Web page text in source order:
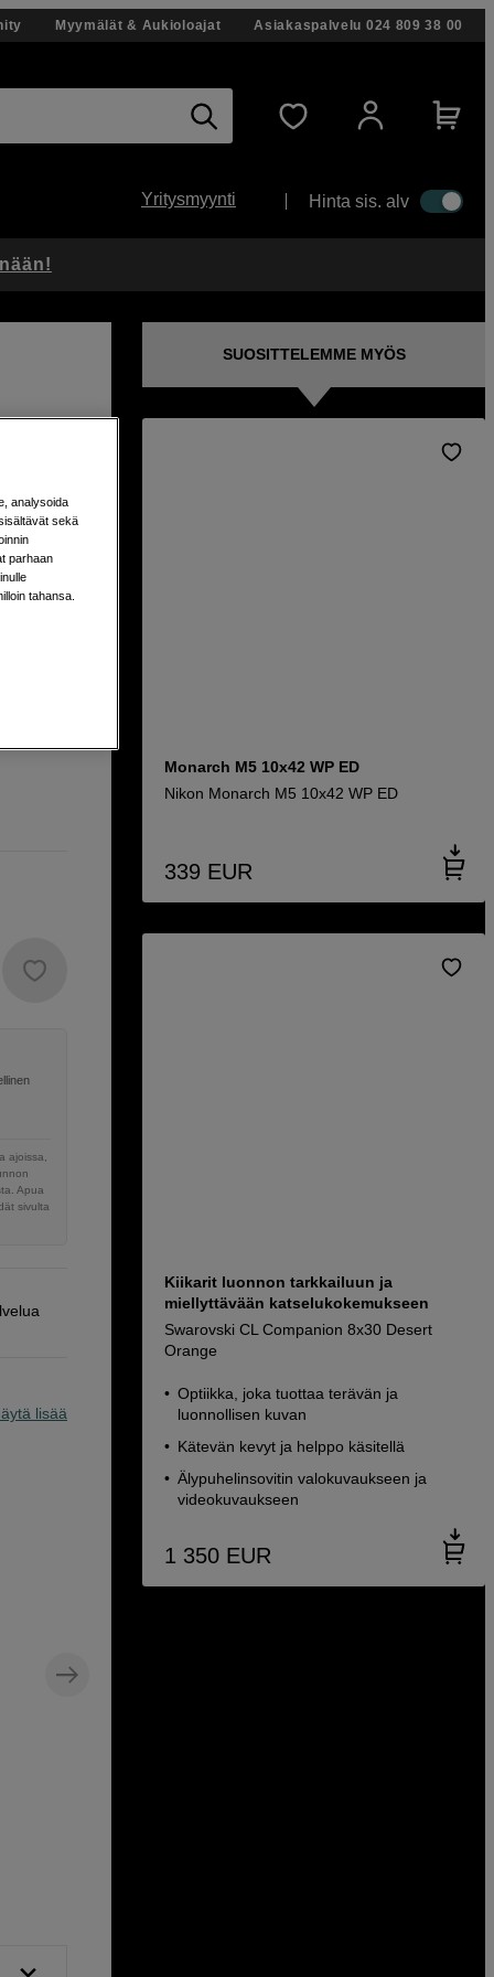
Myymälät & Aukioloajat Asiakaspalvelu 024 809 38 00
Yritysmyynti Hinta sis. alv
ajoissa,
Apua
sivulta
lisää
SUOSITTELEMME MYÖS
Monarch M5 10x42 WP ED
Nikon Monarch M5 10x42 WP ED
339 EUR
Kiikarit luonnon tarkkailuun ja
miellyttävään katselukokemukseen
Swarovski CL Companion 8x30 Desert
Orange
Optiikka, joka tuottaa terävän ja
luonnollisen kuvan
Kätevän kevyt ja helppo käsitellä
Älypuhelinsovitin valokuvaukseen ja
videokuvaukseen
1 350 EUR
analysoida
sekä
parhaan
tahansa.